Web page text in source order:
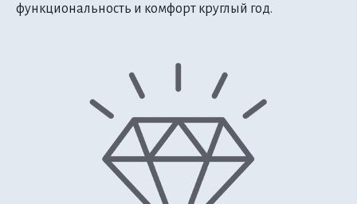
функциональность и комфорт круглый год.